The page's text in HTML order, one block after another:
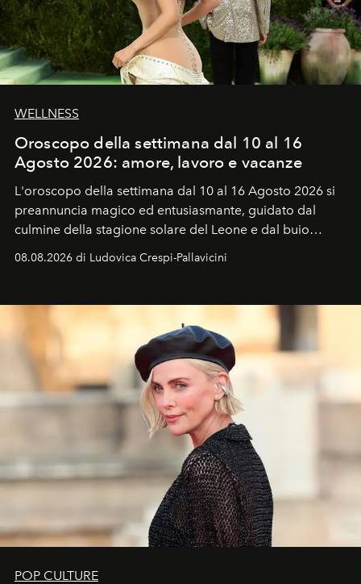
WELLNESS
Oroscopo della settimana dal 10 al 16
Agosto 2026: amore, lavoro e vacanze
L'oroscopo della settimana dal 10 al 16 Agosto 2026 si
preannuncia magico ed entusiasmante, guidato dal
culmine della stagione solare del Leone e dal buio
favorevole della Luna nuova in Leone del 12 agosto,
ideale per la notte delle Perseidi.
08.08.2026 di Ludovica Crespi-Pallavicini
POP CULTURE